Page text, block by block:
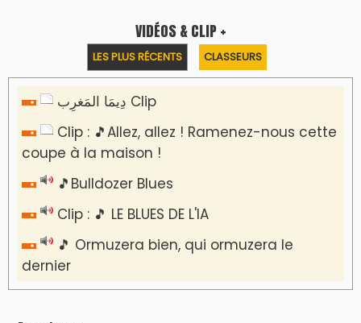
VIDÉOS & CLIP +
LES PLUS RÉCENTS CLASSEURS
دِيمَا المَغرِب Clip
Clip : 🎵Allez, allez ! Ramenez-nous cette
coupe à la maison !
🎵Bulldozer Blues
Clip : 🎵 LE BLUES DE L'IA
🎵 Ormuzera bien, qui ormuzera le
dernier